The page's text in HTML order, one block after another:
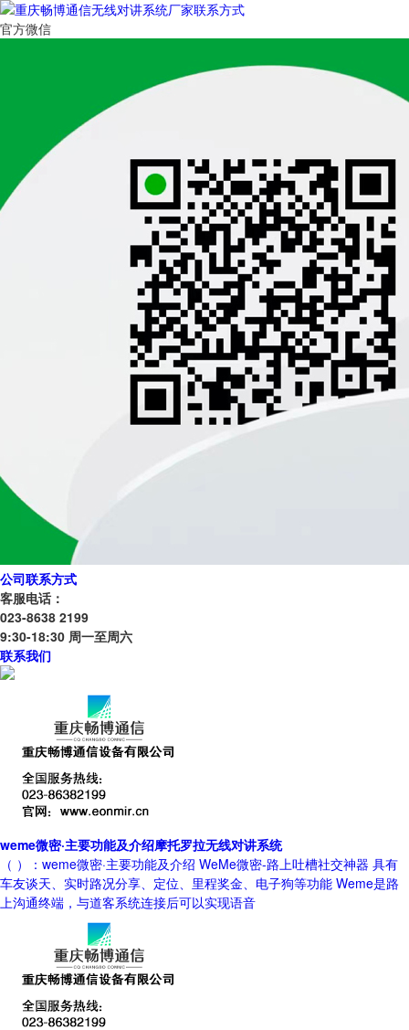
官方微信
公司联系方式
客服电话：
023-8638 2199
9:30-18:30 周一至周六
联系我们
weme微密·主要功能及介绍摩托罗拉无线对讲系统
（ ）：weme微密·主要功能及介绍 WeMe微密-路上吐槽社交神器 具有
车友谈天、实时路况分享、定位、里程奖金、电子狗等功能 Weme是路
上沟通终端，与道客系统连接后可以实现语音